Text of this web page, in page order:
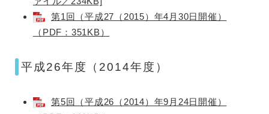
第1回（平成27（2015）年4月30日開催）
（PDF：351KB）
平成26年度（2014年度）
第5回（平成26（2014）年9月24日開催）